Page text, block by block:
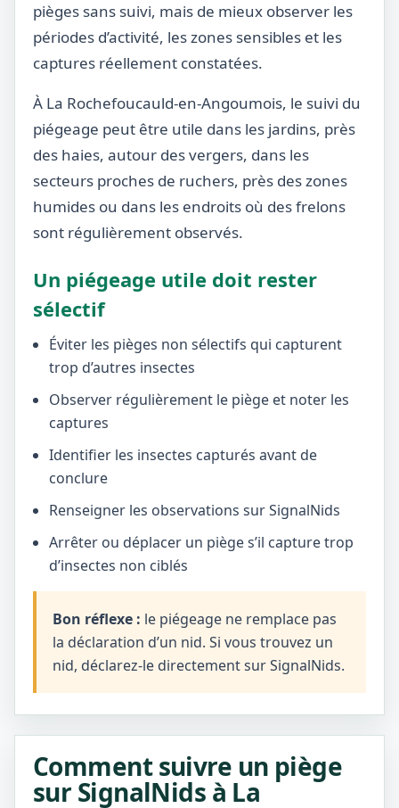
pièges sans suivi, mais de mieux observer les
périodes d’activité, les zones sensibles et les
captures réellement constatées.
À La Rochefoucauld-en-Angoumois, le suivi du
piégeage peut être utile dans les jardins, près
des haies, autour des vergers, dans les
secteurs proches de ruchers, près des zones
humides ou dans les endroits où des frelons
sont régulièrement observés.
Un piégeage utile doit rester
sélectif
Éviter les pièges non sélectifs qui capturent
trop d’autres insectes
Observer régulièrement le piège et noter les
captures
Identifier les insectes capturés avant de
conclure
Renseigner les observations sur SignalNids
Arrêter ou déplacer un piège s’il capture trop
d’insectes non ciblés
Bon réflexe : le piégeage ne remplace pas
la déclaration d’un nid. Si vous trouvez un
nid, déclarez-le directement sur SignalNids.
Comment suivre un piège
sur SignalNids à La